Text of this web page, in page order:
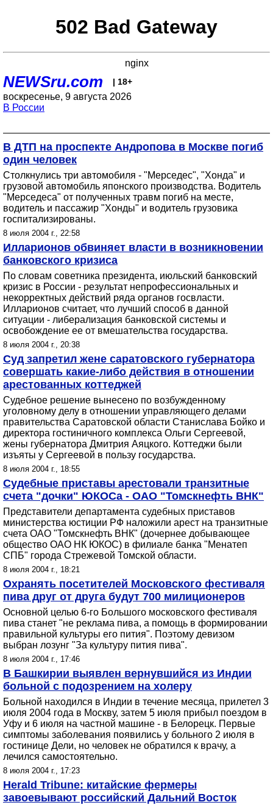
502 Bad Gateway
nginx
NEWSru.com | 18+
воскресенье, 9 августа 2026
В России
В ДТП на проспекте Андропова в Москве погиб
один человек
Столкнулись три автомобиля - "Мерседес", "Хонда" и
грузовой автомобиль японского производства. Водитель
"Мерседеса" от полученных травм погиб на месте,
водитель и пассажир "Хонды" и водитель грузовика
госпитализированы.
8 июля 2004 г., 22:58
Илларионов обвиняет власти в возникновении
банковского кризиса
По словам советника президента, июльский банковский
кризис в России - результат непрофессиональных и
некорректных действий ряда органов госвласти.
Илларионов считает, что лучший способ в данной
ситуации - либерализация банковской системы и
освобождение ее от вмешательства государства.
8 июля 2004 г., 20:38
Суд запретил жене саратовского губернатора
совершать какие-либо действия в отношении
арестованных коттеджей
Судебное решение вынесено по возбужденному
уголовному делу в отношении управляющего делами
правительства Саратовской области Станислава Бойко и
директора гостиничного комплекса Ольги Сергеевой,
жены губернатора Дмитрия Аяцкого. Коттеджи были
изъяты у Сергеевой в пользу государства.
8 июля 2004 г., 18:55
Судебные приставы арестовали транзитные
счета "дочки" ЮКОСа - ОАО "Томскнефть ВНК"
Представители департамента судебных приставов
министерства юстиции РФ наложили арест на транзитные
счета ОАО "Томскнефть ВНК" (дочернее добывающее
общество ОАО НК ЮКОС) в филиале банка "Менатеп
СПБ" города Стрежевой Томской области.
8 июля 2004 г., 18:21
Охранять посетителей Московского фестиваля
пива друг от друга будут 700 милиционеров
Основной целью 6-го Большого московского фестиваля
пива станет "не реклама пива, а помощь в формировании
правильной культуры его пития". Поэтому девизом
выбран лозунг "За культуру пития пива".
8 июля 2004 г., 17:46
В Башкирии выявлен вернувшийся из Индии
больной с подозрением на холеру
Больной находился в Индии в течение месяца, прилетел 3
июля 2004 года в Москву, затем 5 июля прибыл поездом в
Уфу и 6 июля на частной машине - в Белорецк. Первые
симптомы заболевания появились у больного 2 июля в
гостинице Дели, но человек не обратился к врачу, а
лечился самостоятельно.
8 июля 2004 г., 17:23
Herald Tribune: китайские фермеры
завоевывают российский Дальний Восток